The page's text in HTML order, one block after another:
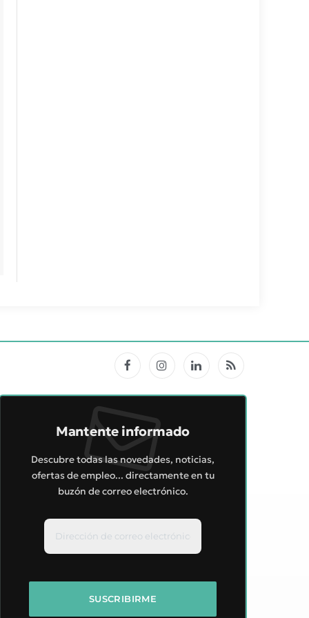
FacebookInstagramLinkedInRSS
Mantente informado
Descubre todas las novedades, noticias,
ofertas de empleo... directamente en tu
buzón de correo electrónico.